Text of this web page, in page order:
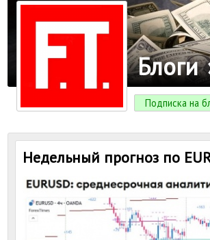
Блоги
Подписка на
Недельный прогноз по